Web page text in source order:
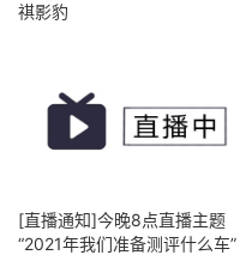
祺影豹
[直播通知]今晚8点直播主题
“2021年我们准备测评什么车”